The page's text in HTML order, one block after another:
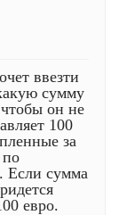
ввезти
сумму
он не
100
за
по
Если сумма
евро.